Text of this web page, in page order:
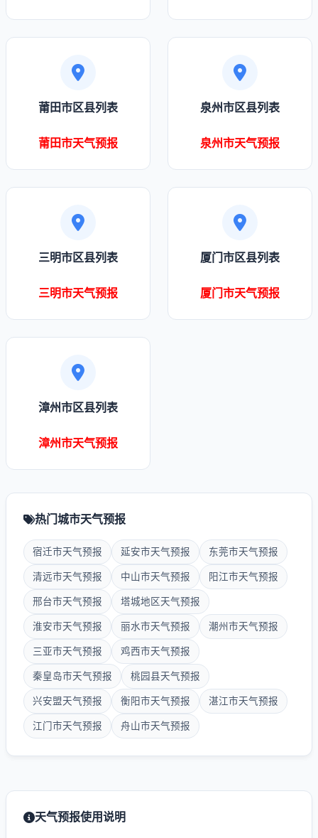
莆田市区县列表
莆田市天气预报
泉州市区县列表
泉州市天气预报
三明市区县列表
三明市天气预报
厦门市区县列表
厦门市天气预报
漳州市区县列表
漳州市天气预报
热门城市天气预报
宿迁市天气预报 延安市天气预报 东莞市天气预报
清远市天气预报 中山市天气预报 阳江市天气预报
邢台市天气预报 塔城地区天气预报
淮安市天气预报 丽水市天气预报 潮州市天气预报
三亚市天气预报 鸡西市天气预报
秦皇岛市天气预报 桃园县天气预报
兴安盟天气预报 衡阳市天气预报 湛江市天气预报
江门市天气预报 舟山市天气预报
天气预报使用说明